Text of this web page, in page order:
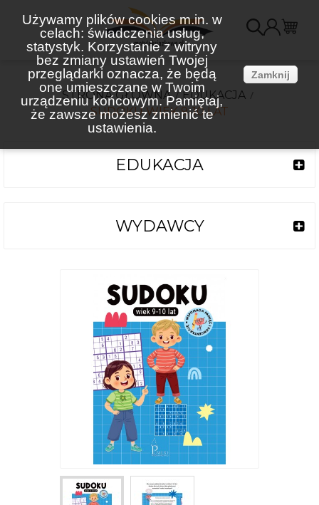
Używamy plików cookies m.in. w
celach: świadczenia usług,
statystyk. Korzystanie z witryny
bez zmiany ustawień Twojej
przeglądarki oznacza, że będą
one umieszczane w Twoim
urządzeniu końcowym. Pamiętaj,
że zawsze możesz zmienić te
ustawienia.
Zamknij
STRONA GŁÓWNA
EDUKACJA
SUDOKU WIEK 9-10 LAT
EDUKACJA
WYDAWCY